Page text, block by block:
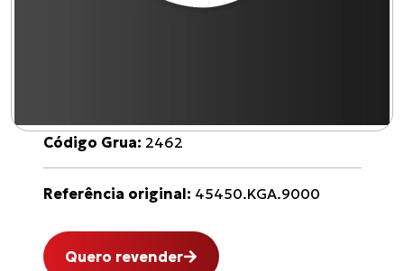
Código Grua: 2462
Referência original: 45450.KGA.9000
Quero revender